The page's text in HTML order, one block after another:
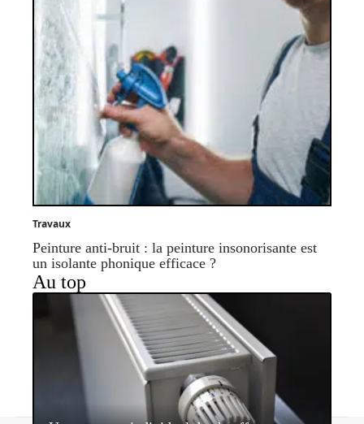
Travaux
Peinture anti-bruit : la peinture insonorisante est
un isolante phonique efficace ?
Au top